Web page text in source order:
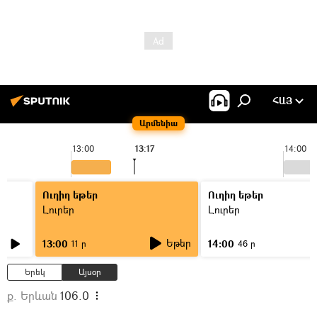
Արմենիա
ՀԱՅ
13:00 14:00
13:17
Ուղիղ եթեր
Լուրեր
13:00 11 ր Եթեր
Ուղիղ եթեր
Լուրեր
14:00 46 ր
Երեկ Այսօր
ք. Երևան 106.0